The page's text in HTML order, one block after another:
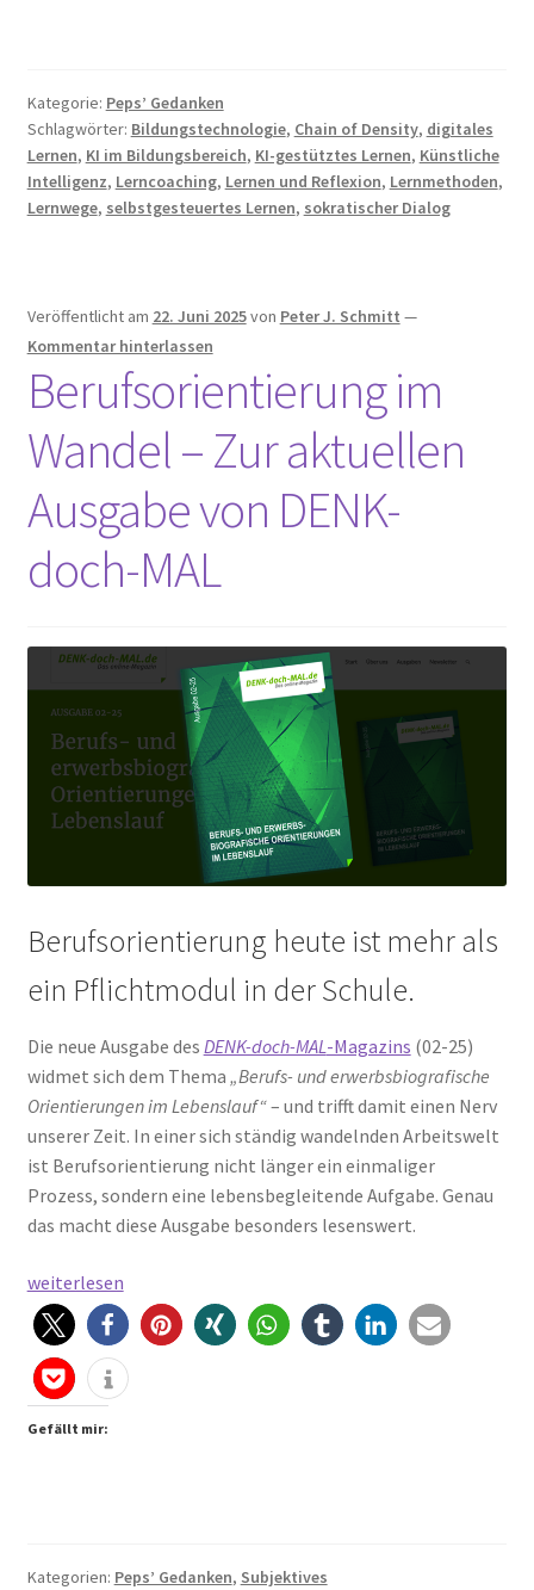
Kategorie: Peps’ Gedanken
Schlagwörter: Bildungstechnologie, Chain of Density, digitales
Lernen, KI im Bildungsbereich, KI-gestütztes Lernen, Künstliche
Intelligenz, Lerncoaching, Lernen und Reflexion, Lernmethoden,
Lernwege, selbstgesteuertes Lernen, sokratischer Dialog
Veröffentlicht am 22. Juni 2025von Peter J. Schmitt —
Kommentar hinterlassen
Berufsorientierung im
Wandel – Zur aktuellen
Ausgabe von DENK-
doch-MAL
Berufsorientierung heute ist mehr als
ein Pflichtmodul in der Schule.
Die neue Ausgabe des DENK-doch-MAL-Magazins (02-25)
widmet sich dem Thema „Berufs- und erwerbsbiografische
Orientierungen im Lebenslauf“– und trifft damit einen Nerv
unserer Zeit. In einer sich ständig wandelnden Arbeitswelt
ist Berufsorientierung nicht länger ein einmaliger
Prozess, sondern eine lebensbegleitende Aufgabe. Genau
das macht diese Ausgabe besonders lesenswert.
Berufsorientierung
im
Wandel
–
Zur
aktuellen
weiterlesen
Gefällt mir:
Kategorien: Peps’ Gedanken, Subjektives